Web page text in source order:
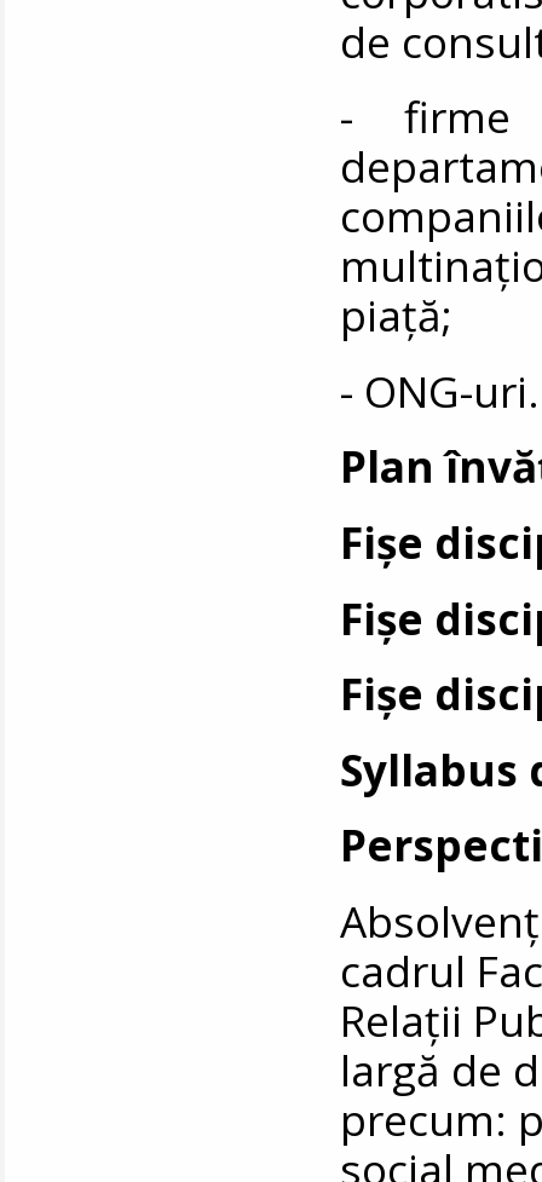
de
- firme
piață;
- ONG-uri.
Plan
Fișe
Fișe
Fișe
Syllabus
cadrul
Relaţii
largă de
precum:
social